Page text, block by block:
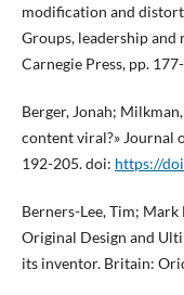
modification and
Groups, leadership
Carnegie Press, pp.
Berger, Jonah;
content viral?» Journal
192-205. doi: https://
Berners-Lee, Tim;
Original Design and
its inventor. Britain: